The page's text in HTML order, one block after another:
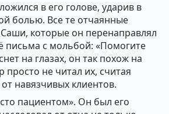
в его голове, ударив в
болью. Все те отчаянные
которые он перенаправлял
письма с мольбой: «Помогите
на глазах, он так похож на
не читал их, считая
навязчивых клиентов.
пациентом». Он был его